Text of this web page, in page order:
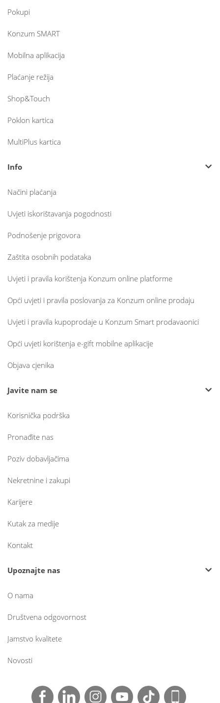
Pokupi
Konzum SMART
Mobilna aplikacija
Plaćanje režija
Shop&Touch
Poklon kartica
MultiPlus kartica
Info
Načini plaćanja
Uvjeti iskorištavanja pogodnosti
Podnošenje prigovora
Zaštita osobnih podataka
Uvjeti i pravila korištenja Konzum online platforme
Opći uvjeti i pravila poslovanja za Konzum online prodaju
Uvjeti i pravila kupoprodaje u Konzum Smart prodavaonici
Opći uvjeti korištenja e-gift mobilne aplikacije
Objava cjenika
Javite nam se
Korisnička podrška
Pronađite nas
Poziv dobavljačima
Nekretnine i zakupi
Karijere
Kutak za medije
Kontakt
Upoznajte nas
O nama
Društvena odgovornost
Jamstvo kvalitete
Novosti